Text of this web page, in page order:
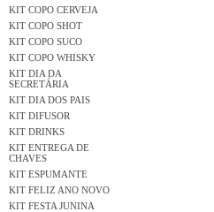
KIT COPO CERVEJA
KIT COPO SHOT
KIT COPO SUCO
KIT COPO WHISKY
KIT DIA DA
SECRETÁRIA
KIT DIA DOS PAIS
KIT DIFUSOR
KIT DRINKS
KIT ENTREGA DE
CHAVES
KIT ESPUMANTE
KIT FELIZ ANO NOVO
KIT FESTA JUNINA